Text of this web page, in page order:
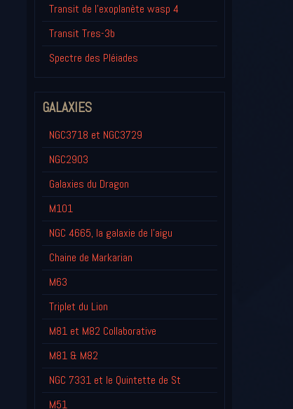
Transit de l'exoplanète wasp 4
Transit Tres-3b
Spectre des Pléiades
GALAXIES
NGC3718 et NGC3729
NGC2903
Galaxies du Dragon
M101
NGC 4665, la galaxie de l'aigu
Chaine de Markarian
M63
Triplet du Lion
M81 et M82 Collaborative
M81 & M82
NGC 7331 et le Quintette de St
M51